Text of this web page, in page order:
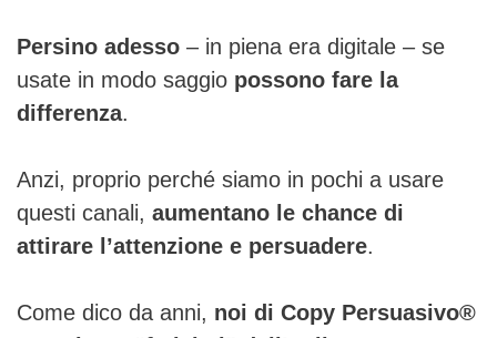
Persino adesso – in piena era digitale – se
usate in modo saggio possono fare la
differenza.
Anzi, proprio perché siamo in pochi a usare
questi canali, aumentano le chance di
attirare l’attenzione e persuadere.
Come dico da anni, noi di Copy Persuasivo®